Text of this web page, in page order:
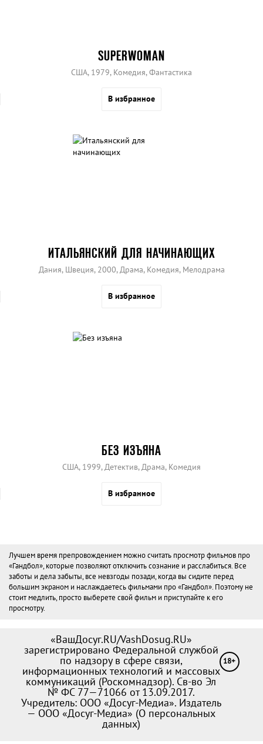
SUPERWOMAN
США, 1979, Комедия, Фантастика
В избранное
ИТАЛЬЯНСКИЙ ДЛЯ НАЧИНАЮЩИХ
Дания, Швеция, 2000, Драма, Комедия, Мелодрама
В избранное
БЕЗ ИЗЪЯНА
США, 1999, Детектив, Драма, Комедия
В избранное
Лучшем время препровождением можно считать просмотр фильмов про
«Гандбол», которые позволяют отключить сознание и расслабиться. Все
заботы и дела забыты, все невзгоды позади, когда вы сидите перед
большим экраном и наслаждаетесь фильмами про «Гандбол». Поэтому не
стоит медлить, просто выберете свой фильм и приступайте к его
просмотру.
«ВашДосуг.RU/VashDosug.RU»
зарегистрировано Федеральной службой
по надзору в сфере связи,
информационных технологий и массовых
коммуникаций (Роскомнадзор). Св-во Эл
№ ФС 77—71066 от 13.09.2017.
Учредитель: ООО «Досуг-Медиа». Издатель
— ООО «Досуг-Медиа» (О персональных
данных)
18+